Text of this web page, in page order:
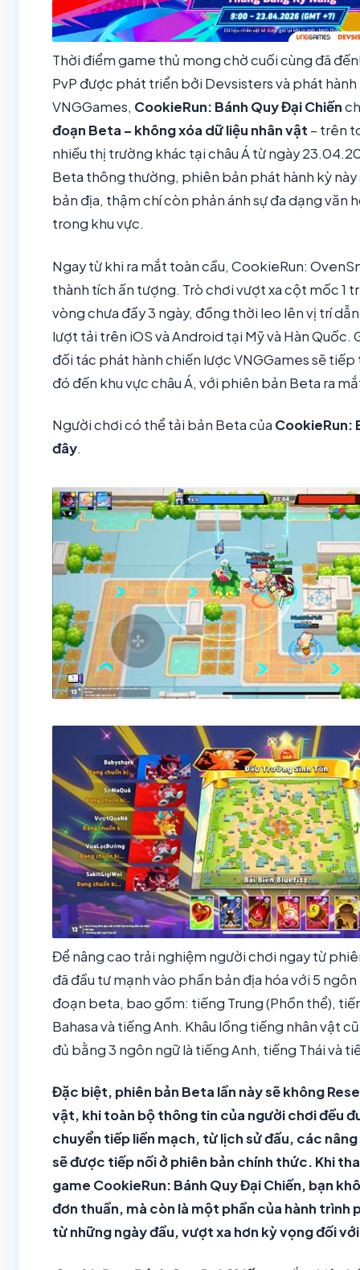
Thời điểm game thủ mong chờ cuối cùng đã
PvP được phát triển bởi Devsisters và phát
VNGGames, CookieRun: Bánh Quy Đại Chiến
đoạn Beta – không xóa dữ liệu nhân vật – trên
nhiều thị trường khác tại châu Á từ ngày
Beta thông thường, phiên bản phát hành kỳ
bản địa, thậm chí còn phản ánh sự đa dạng văn
trong khu vực.
Ngay từ khi ra mắt toàn cầu, CookieRun:
thành tích ấn tượng. Trò chơi vượt xa cột mốc 1
vòng chưa đầy 3 ngày, đồng thời leo lên vị trí
lượt tải trên iOS và Android tại Mỹ và Hàn Quốc.
đối tác phát hành chiến lược VNGGames sẽ
đó đến khu vực châu Á, với phiên bản Beta ra
Người chơi có thể tải bản Beta của CookieRun:
đây.
Để nâng cao trải nghiệm người chơi ngay từ
đã đầu tư mạnh vào phần bản địa hóa với 5
đoạn beta, bao gồm: tiếng Trung (Phồn thể),
Bahasa và tiếng Anh. Khâu lồng tiếng nhân vật
đủ bằng 3 ngôn ngữ là tiếng Anh, tiếng Thái và
Đặc biệt, phiên bản Beta lần này sẽ không
vật, khi toàn bộ thông tin của người chơi đều
chuyển tiếp liền mạch, từ lịch sử đấu, các
sẽ được tiếp nối ở phiên bản chính thức. Khi
game CookieRun: Bánh Quy Đại Chiến, bạn
đơn thuần, mà còn là một phần của hành trình
từ những ngày đầu, vượt xa hơn kỳ vọng đối